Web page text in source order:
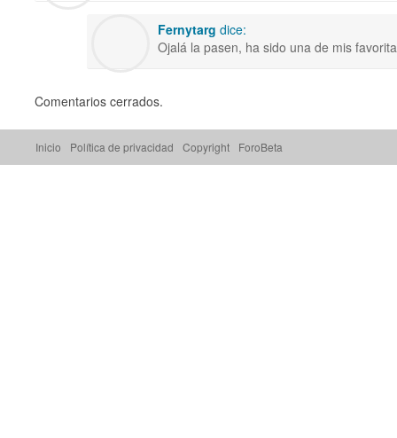
Fernytarg dice:
Ojalá la pasen, ha sido una de mis
Comentarios cerrados.
Inicio Política de privacidad Copyright ForoBeta